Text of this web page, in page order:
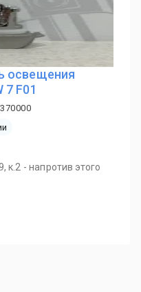
освещения
F01
к.2 - напротив этого